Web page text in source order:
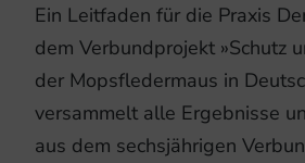
akustischen
Ein Leitfaden für die Praxis
dem Verbundprojekt »Schutz
der Mopsfledermaus in
versammelt alle Ergebnisse
aus dem sechs­jährigen